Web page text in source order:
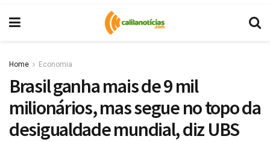
Home Economia
Brasil ganha mais de 9 mil
milionários, mas segue no topo da
desigualdade mundial, diz UBS